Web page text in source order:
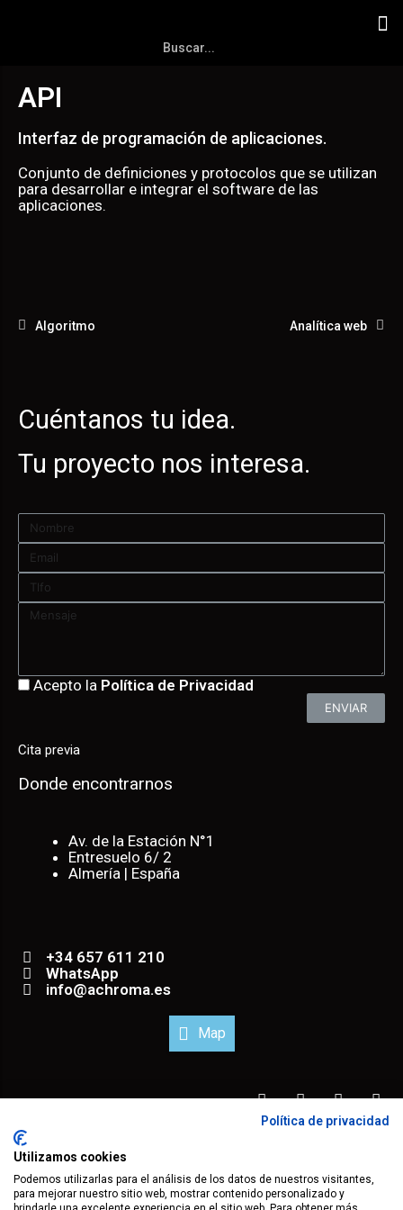
API
Interfaz de programación de aplicaciones.
Conjunto de definiciones y protocolos que se utilizan
para desarrollar e integrar el software de las
aplicaciones.
Algoritmo Analítica web
Cuéntanos tu idea.
Tu proyecto nos interesa.
Acepto la Política de Privacidad
ENVIAR
Cita previa
Donde encontrarnos
Av. de la Estación N°1
Entresuelo 6/ 2
Almería | España
+34 657 611 210
WhatsApp
info@achroma.es
Map
® 2023 todos los derechos reservados.
Política de privacidad
Utilizamos cookies
Podemos utilizarlas para el análisis de los datos de nuestros visitantes,
para mejorar nuestro sitio web, mostrar contenido personalizado y